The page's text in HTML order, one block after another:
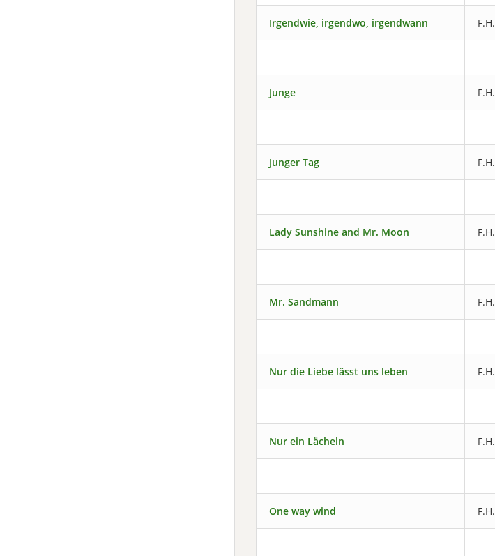
Irgendwie, irgendwo, irgendwann F.H.
Junge F.H.
Junger Tag F.H.
Lady Sunshine and Mr. Moon F.H.
Mr. Sandmann F.H.
Nur die Liebe lässt uns leben F.H.
Nur ein Lächeln F.H.
One way wind F.H.